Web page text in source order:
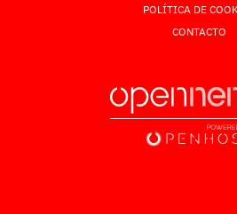
POLÍTICA DE
CONTACTO